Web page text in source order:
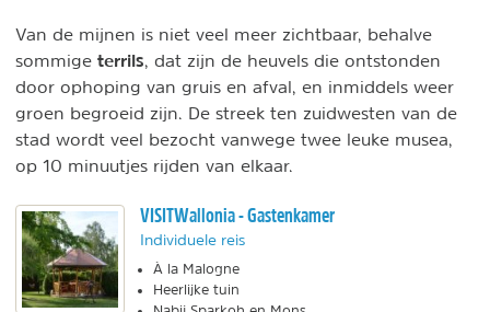
Van de mijnen is niet veel meer zichtbaar, behalve
sommige terrils , dat zijn de heuvels die ontstonden
door ophoping van gruis en afval, en inmiddels weer
groen begroeid zijn. De streek ten zuidwesten van de
stad wordt veel bezocht vanwege twee leuke musea,
op 10 minuutjes rijden van elkaar.
VISITWallonia - Gastenkamer
Individuele reis
À la Malogne
Heerlijke tuin